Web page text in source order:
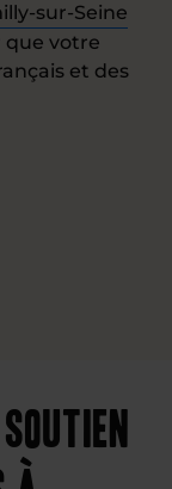
sur-Seine
que votre
et des